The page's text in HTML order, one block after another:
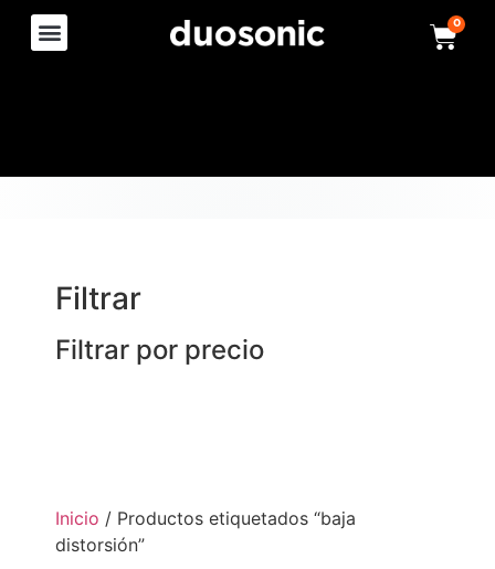
0
Filtrar
Filtrar por precio
Inicio / Productos etiquetados “baja
distorsión”